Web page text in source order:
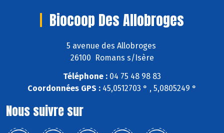
Biocoop Des Allobroges
5 avenue des Allobroges
26100 Romans s/Isère
Téléphone : 04 75 48 98 83
Coordonnées GPS : 45,0512703 ° , 5,0805249 °
Nous suivre sur